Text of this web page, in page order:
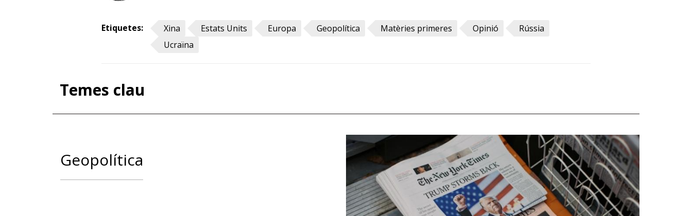
Etiquetes: Xina Estats Units Europa Geopolítica Matèries primeres Opinió
Rússia
Ucraïna
Temes clau
Geopolítica